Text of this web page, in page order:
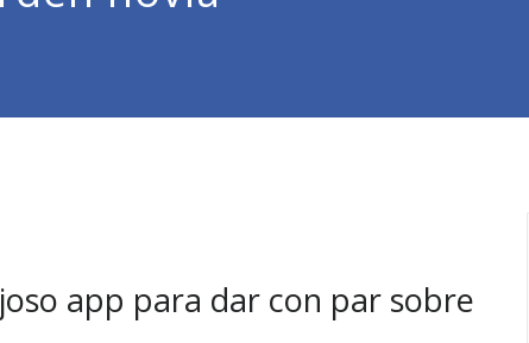
app para dar con par sobre